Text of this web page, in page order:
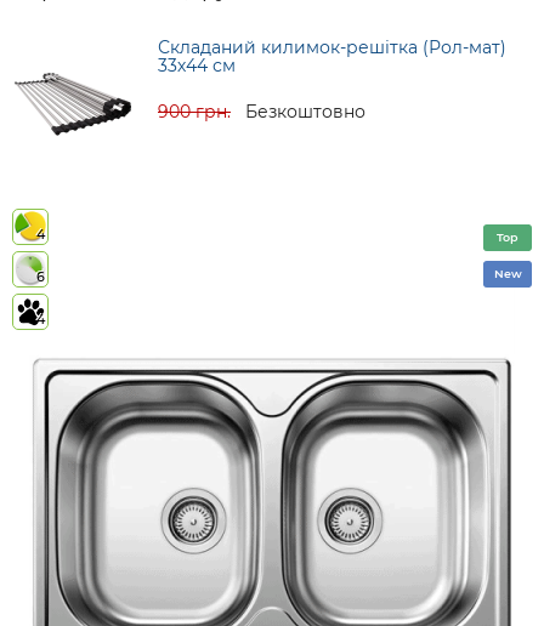
Складаний килимок-решітка (Рол-мат)
33х44 см
900 грн. Безкоштовно
4
6
4
Top
New